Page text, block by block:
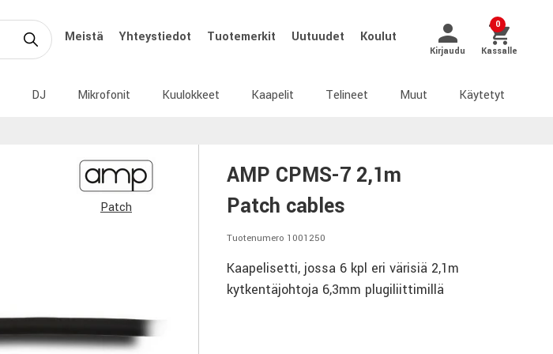
Meistä Yhteystiedot Tuotemerkit Uutuudet Koulut
Kirjaudu
0
Kassalle
DJ Mikrofonit Kuulokkeet Kaapelit Telineet Muut Käytetyt
Patch
AMP CPMS-7 2,1m
Patch cables
Tuotenumero 1001250
Kaapelisetti, jossa 6 kpl eri värisiä 2,1m
kytkentäjohtoja 6,3mm plugiliittimillä